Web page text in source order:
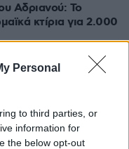
Personal
to third parties, or
information for
the below opt-out
Αδριανού: Το
κτίρια για 2.000
οργάνωσης των
145 χλμ. με έναν